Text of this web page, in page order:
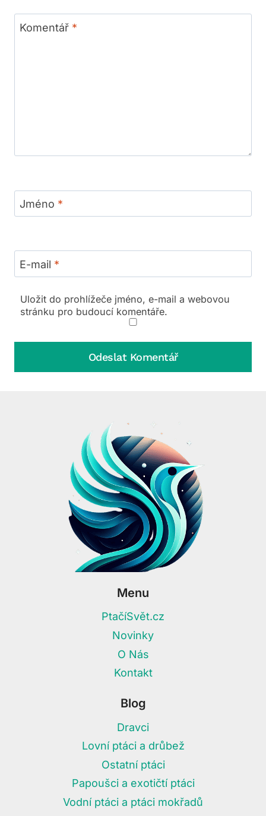
Komentář *
Jméno *
E-mail *
Uložit do prohlížeče jméno, e-mail a webovou
stránku pro budoucí komentáře.
Menu
PtačíSvět.cz
Novinky
O Nás
Kontakt
Blog
Dravci
Lovní ptáci a drůbež
Ostatní ptáci
Papoušci a exotičtí ptáci
Vodní ptáci a ptáci mokřadů